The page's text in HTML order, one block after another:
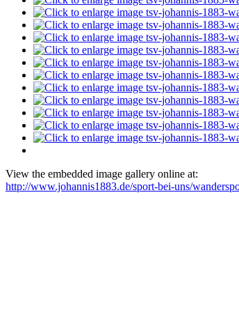
View the embedded image gallery online at:
http://www.johannis1883.de/sport-bei-uns/